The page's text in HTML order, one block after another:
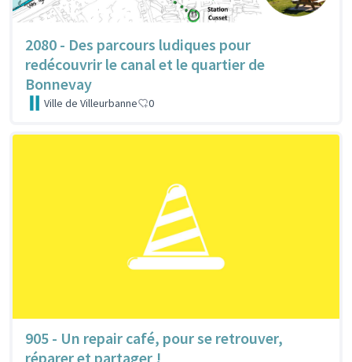
2080 - Des parcours ludiques pour
redécouvrir le canal et le quartier de
Bonnevay
Ville de Villeurbanne 0
905 - Un repair café, pour se retrouver,
réparer et partager !